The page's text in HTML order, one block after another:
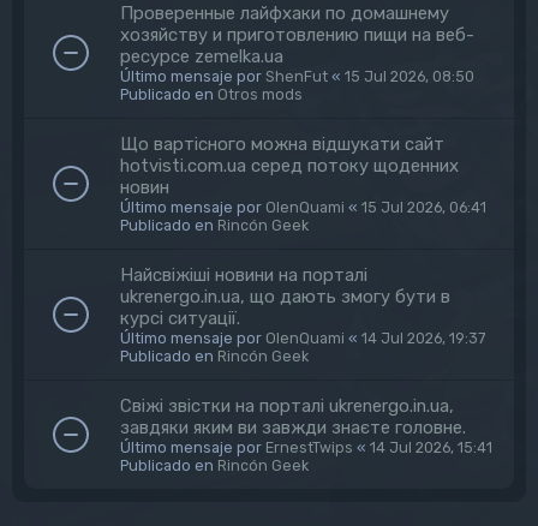
Проверенные лайфхаки по домашнему
хозяйству и приготовлению пищи на веб-
ресурсе zemelka.ua
Último mensaje por ShenFut « 15 Jul 2026, 08:50
Publicado en Otros mods
Що вартісного можна відшукати сайт
hotvisti.com.ua серед потоку щоденних
новин
Último mensaje por OlenQuami « 15 Jul 2026, 06:41
Publicado en Rincón Geek
Найсвіжіші новини на порталі
ukrenergo.in.ua, що дають змогу бути в
курсі ситуації.
Último mensaje por OlenQuami « 14 Jul 2026, 19:37
Publicado en Rincón Geek
Свіжі звістки на порталі ukrenergo.in.ua,
завдяки яким ви завжди знаєте головне.
Último mensaje por ErnestTwips « 14 Jul 2026, 15:41
Publicado en Rincón Geek